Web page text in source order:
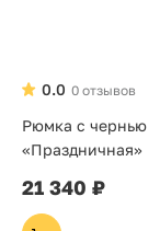
0 отзывов
0.0
Рюмка с чернью
«Праздничная»
21 340 ₽